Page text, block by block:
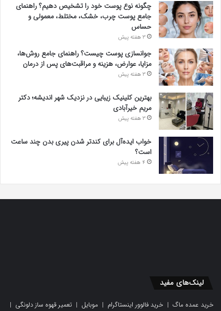
چگونه نوع پوست خود را تشخیص دهیم؟ راهنمای
جامع پوست چرب، خشک، مختلط، معمولی و
حساس
3 هفته پیش
جوانسازی پوست چیست؟ راهنمای جامع روش‌ها،
مزایا، عوارض، هزینه و مراقبت‌های پس از درمان
3 هفته پیش
بهترین کلینیک زیبایی در نزدیک شهر اندیشه؛ دکتر
مریم خیرآبادی
3 هفته پیش
خواب ایده‌آل برای کندتر شدن پیری بدن چند ساعت
است؟
4 هفته پیش
لینک‌های مفید
خرید عمده ماگ | خرید فالوور اینستاگرام | موبایل | تعمیر قهوه ساز دلونگی |